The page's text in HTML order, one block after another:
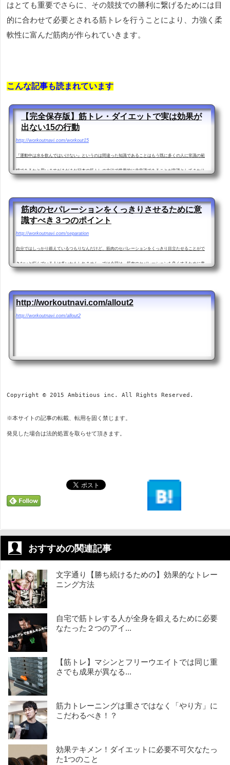
はとても重要でさらに、その競技での勝利に繋げるためには目
的に合わせて必要とされる筋トレを行うことにより、力強く柔
軟性に富んだ筋肉が作られていきます。
こんな記事も読まれています
【完全保存版】筋トレ・ダイエットで実は効果が
出ない15の行動
http://workoutnavi.com/workout15
『運動中は水を飲んではいけない』というのは間違った知識であることはもう既に多くの人に常識の範
疇であるかと思いますがまだまだ日本の筋トレの方法で世界的に非常識であることが常識としてまかり
筋肉のセパレーションをくっきりさせるために意
識すべき３つのポイント
http://workoutnavi.com/separation
自分ではしっかり鍛えているつもりなんだけど、筋肉のセパレーションをくっきり目立たせることがで
きないと悩んでいる人は多いかもしれません。では今回は、筋肉のセパレーションを良くするために意
http://workoutnavi.com/allout2
http://workoutnavi.com/allout2
Copyright © 2015 Ambitious inc. All Rights Reserved.
発見した場合は法的処置を取らせて頂きます。
おすすめの関連記事
文字通り【勝ち続けるための】効果的なトレー
ニング方法
自宅で筋トレする人が全身を鍛えるために必要
なたった２つのアイ...
【筋トレ】マシンとフリーウエイトでは同じ重
さでも成果が異なる...
筋力トレーニングは重さではなく「やり方」に
こだわるべき！？
効果テキメン！ダイエットに必要不可欠なたっ
た1つのこと